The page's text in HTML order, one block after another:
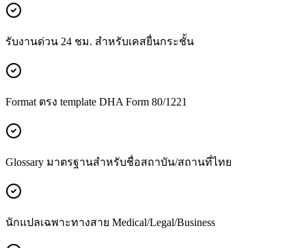
รับงานด่วน 24 ชม. สำหรับเคสยื่นกระชั้น
Format ตรง template DHA Form 80/1221
Glossary มาตรฐานสำหรับชื่อสถาบัน/สถานที่ไทย
นักแปลเฉพาะทางสาย Medical/Legal/Business